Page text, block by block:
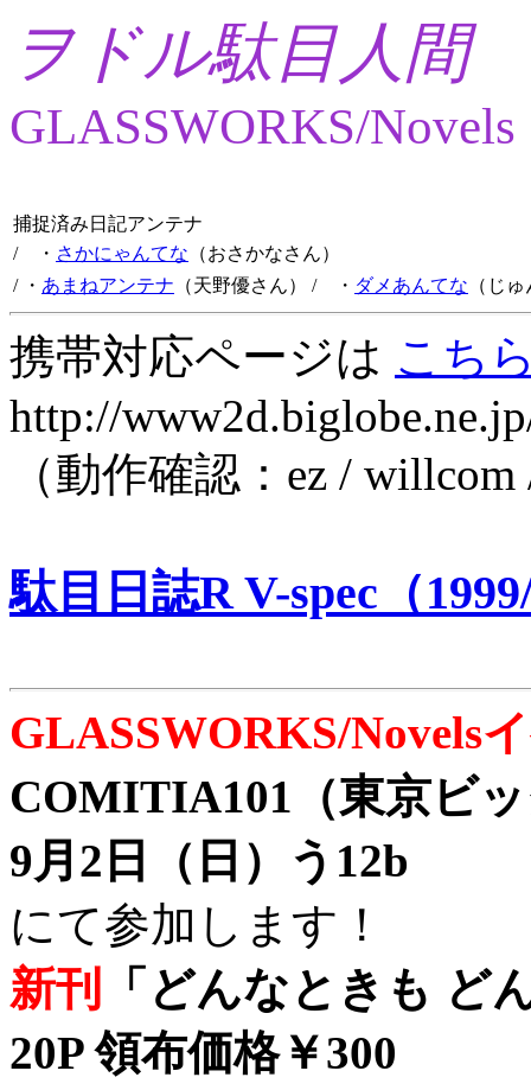
ヲドル駄目人間
GLASSWORKS/Novels
捕捉済み日記アンテナ
/ ・ さかにゃんてな （おさかなさん）
/ ・ あまねアンテナ （天野優さん） / ・ ダメあんてな （じ
携帯対応ページは こち
http://
（動作確認：ez /
駄目日誌R V-spec（
GLASSWORKS/Novels
COMITIA101（東京ビ
9月2日（日）う12b
にて参加します！
新刊
「どんなときも ど
20P 領布価格￥300